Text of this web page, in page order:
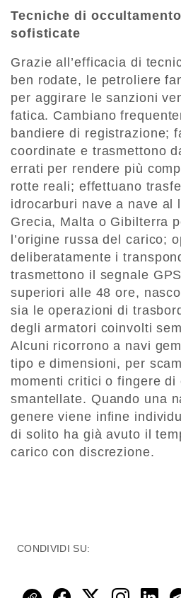
Tecniche di
sofisticate
Grazie all’efficacia di
ben rodate, le petroliere
per aggirare le sanzioni
fatica. Cambiano
bandiere di registrazione;
coordinate e trasmettono
errati per rendere più
rotte reali; effettuano
idrocarburi nave a nave al
Grecia, Malta o Gibilterra
l’origine russa del carico;
deliberatamente i
trasmettono il segnale
superiori alle 48 ore,
sia le operazioni di
degli armatori coinvolti
Alcuni ricorrono a navi
tipo e dimensioni, per
momenti critici o fingere di
smantellate. Quando una
genere viene infine
di solito ha già avuto il
carico con discrezione.
CONDIVIDI SU: